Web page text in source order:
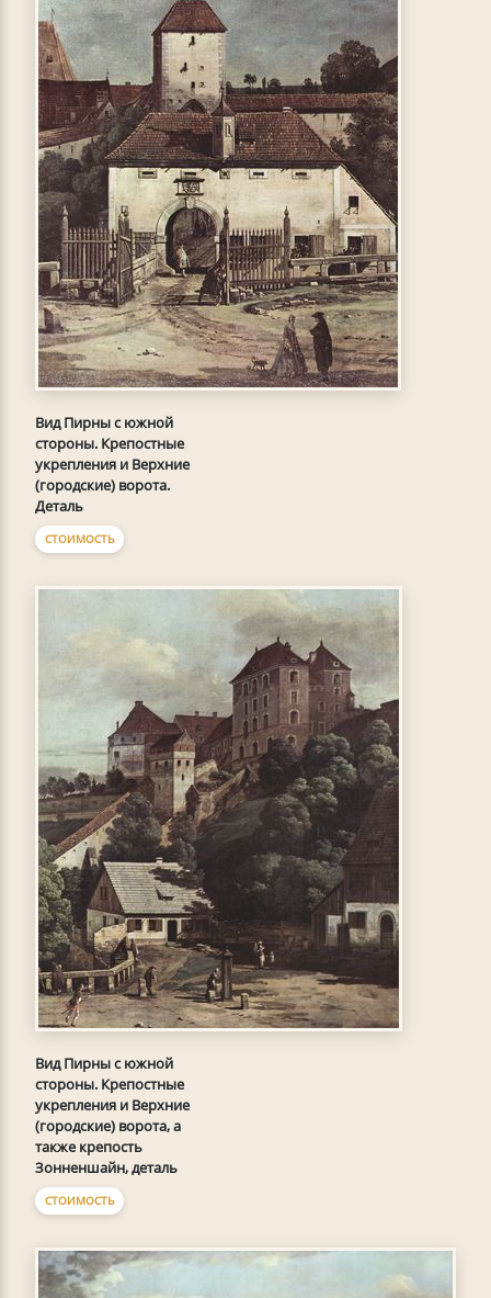
Вид Пирны с южной
стороны. Крепостные
укрепления и Верхние
(городские) ворота.
Деталь
СТОИМОСТЬ
Вид Пирны с южной
стороны. Крепостные
укрепления и Верхние
(городские) ворота, а
также крепость
Зонненшайн, деталь
СТОИМОСТЬ